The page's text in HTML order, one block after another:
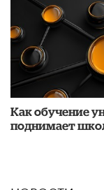
​Как обучение
поднимает